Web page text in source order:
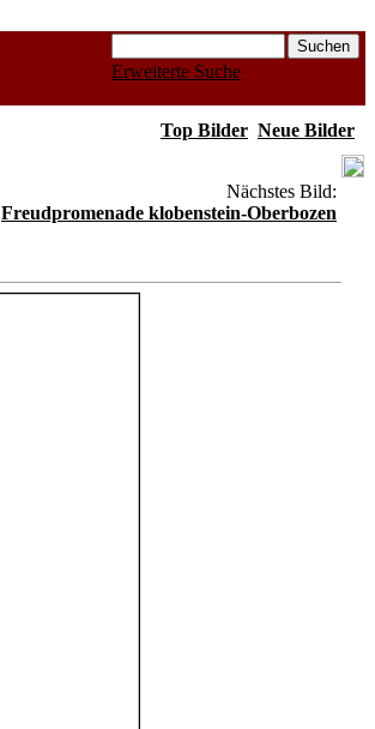
Erweiterte Suche
Top Bilder Neue Bilder
Nächstes Bild:
Freudpromenade klobenstein-Oberbozen